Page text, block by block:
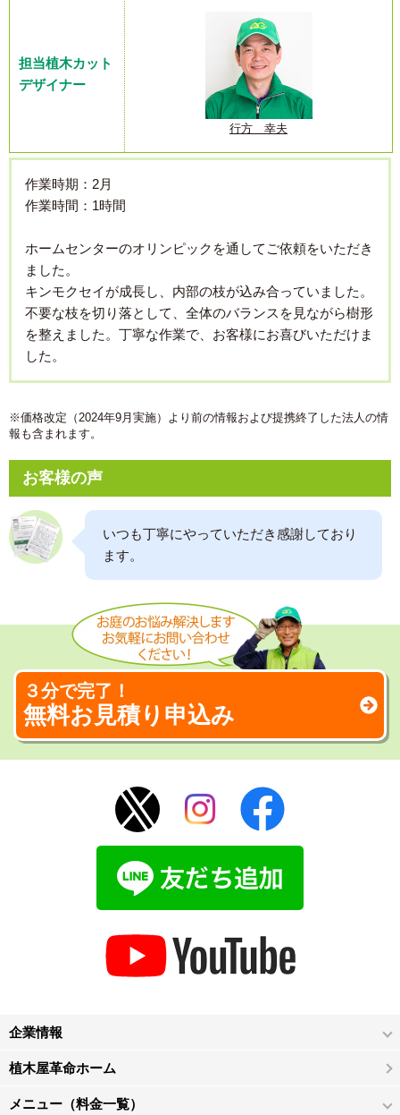
担当植木カット
デザイナー
行方 幸夫
作業時期：2月
作業時間：1時間
ホームセンターのオリンピックを通してご依頼をいただき
ました。
キンモクセイが成長し、内部の枝が込み合っていました。
不要な枝を切り落として、全体のバランスを見ながら樹形
を整えました。丁寧な作業で、お客様にお喜びいただけま
した。
※価格改定（2024年9月実施）より前の情報および提携終了した法人の情
報も含まれます。
お客様の声
いつも丁寧にやっていただき感謝しており
ます。
３分で完了！
無料お見積り申込み
企業情報
植木屋革命ホーム
メニュー（料金一覧）